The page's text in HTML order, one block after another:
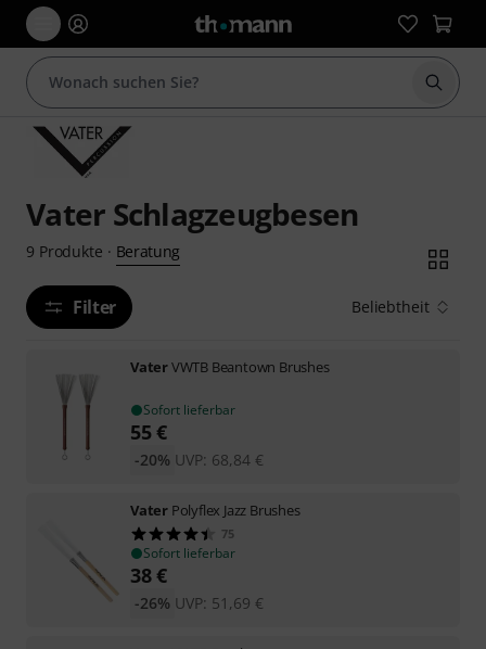
Suche
Vater Schlagzeugbesen
9 Produkte · Beratung
Filter Beliebtheit
VaterVWTB Beantown Brushes
Sofort lieferbar
55€
UVP: 68,84 €
-20%
Vater Polyflex Jazz Brushes
75
Sofort lieferbar
38€
UVP: 51,69 €
-26%